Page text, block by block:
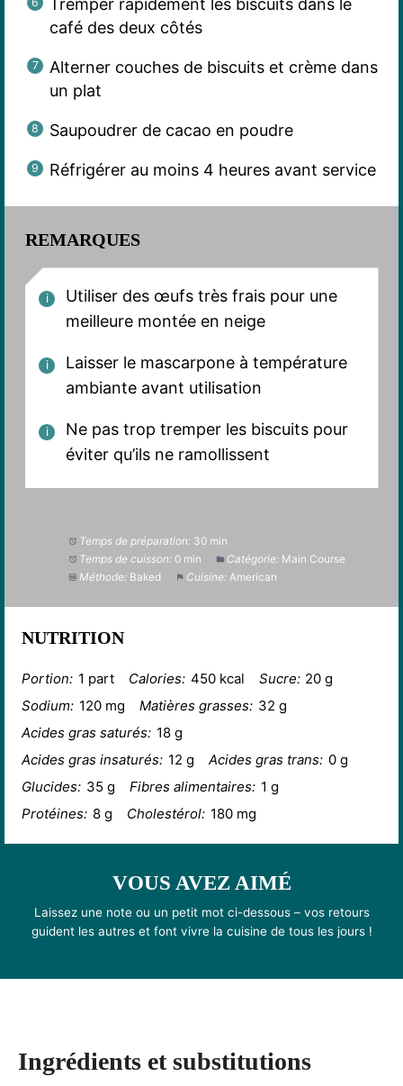
Tremper rapidement les biscuits dans le
café des deux côtés
Alterner couches de biscuits et crème dans
un plat
Saupoudrer de cacao en poudre
Réfrigérer au moins 4 heures avant service
REMARQUES
Utiliser des œufs très frais pour une
meilleure montée en neige
Laisser le mascarpone à température
ambiante avant utilisation
Ne pas trop tremper les biscuits pour
éviter qu’ils ne ramollissent
Temps de préparation: 30 min
Temps de cuisson: 0 min Catégorie: Main Course
Méthode: Baked Cuisine: American
NUTRITION
Portion: 1 part Calories: 450 kcal Sucre: 20 g
Sodium: 120 mg Matières grasses: 32 g
Acides gras saturés: 18 g
Acides gras insaturés: 12 g Acides gras trans: 0 g
Glucides: 35 g Fibres alimentaires: 1 g
Protéines: 8 g Cholestérol: 180 mg
VOUS AVEZ AIMÉ
Laissez une note ou un petit mot ci-dessous – vos retours
guident les autres et font vivre la cuisine de tous les jours !
Ingrédients et substitutions